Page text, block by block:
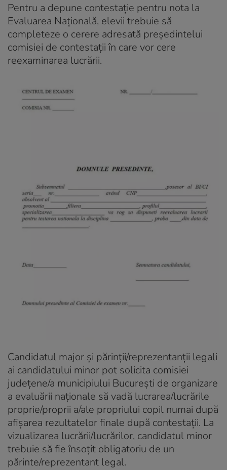
Pentru a depune contestaţie pentru nota la
Evaluarea Naţională, elevii trebuie să
completeze o cerere adresată preşedintelui
comisiei de contestaţii în care vor cere
reexaminarea lucrării.
Candidatul major şi părinţii/reprezentanţii legali
ai candidatului minor pot solicita comisiei
judeţene/a municipiului Bucureşti de organizare
a evaluării naţionale să vadă lucrarea/lucrările
proprie/proprii a/ale propriului copil numai după
afişarea rezultatelor finale după contestaţii. La
vizualizarea lucrării/lucrărilor, candidatul minor
trebuie să fie însoţit obligatoriu de un
părinte/reprezentant legal.